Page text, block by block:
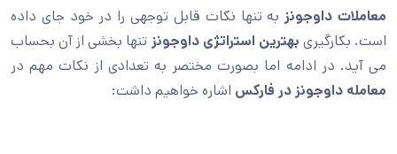
معاملات داوجونزبه تنها نکات قابل توجهی را در خود جای داده
است. بکارگیری بهترین استراتژی داوجونز تنها بخشی از آن بحساب
می آید. در ادامه اما بصورت مختصر به تعدادی از نکات مهم در
معامله داوجونز در فارکس اشاره خواهیم داشت: